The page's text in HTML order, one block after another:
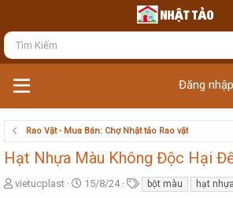
Đăng nhập
Rao Vặt - Mua Bán: Chợ Nhật tảo Rao vặt
Hạt Nhựa Màu Không Độc Hại
T
vietucplast
N15/8/24 bột màu hạt